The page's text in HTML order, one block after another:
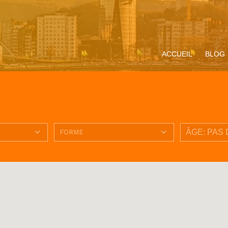
ACCUEIL BLOG
Miracle Eucharistique
Vivre le Jubilé 2025
Présentation